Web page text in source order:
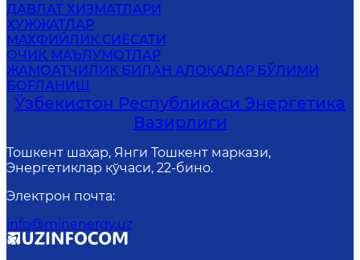
ДАВЛАТ ХИЗМАТЛАРИ
ҲУЖЖАТЛАР
МАХФИЙЛИК СИЁСАТИ
ОЧИҚ МАЪЛУМОТЛАР
ЖАМОАТЧИЛИК БИЛАН АЛОҚАЛАР БЎЛИМИ
БОҒЛАНИШ
Ўзбекистон Республикаси Энергетика
Вазирлиги
Тошкент шаҳар, Янги Тошкент маркази,
Энергетиклар кўчаси, 22-бино.
Электрон почта:
info@minenergy.uz